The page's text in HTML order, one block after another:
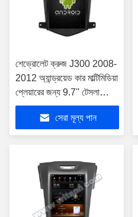
শেভ্রোলেট ক্রুজ J300 2008-
2012 অ্যান্ড্রয়েড কার মাল্টিমিডিয়া
প্লেয়ারের জন্য 9.7'' টেসলা
উল্লম্ব স্ক্রীন
সেরা মূল্য পান